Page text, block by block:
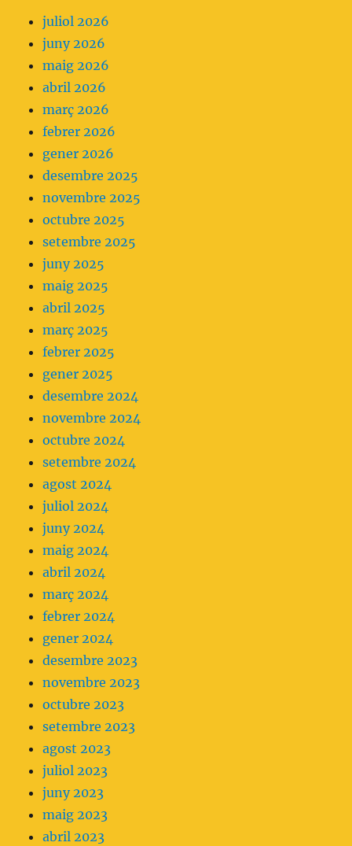
planteja
no
fer
servir
analgèsia
parenteral
com
primera
opció.
juliol 2026
juny 2026
maig 2026
abril 2026
març 2026
febrer 2026
gener 2026
desembre 2025
novembre 2025
octubre 2025
setembre 2025
juny 2025
maig 2025
abril 2025
març 2025
febrer 2025
gener 2025
desembre 2024
novembre 2024
octubre 2024
setembre 2024
agost 2024
juliol 2024
juny 2024
maig 2024
abril 2024
març 2024
febrer 2024
gener 2024
desembre 2023
novembre 2023
octubre 2023
setembre 2023
agost 2023
juliol 2023
juny 2023
maig 2023
abril 2023